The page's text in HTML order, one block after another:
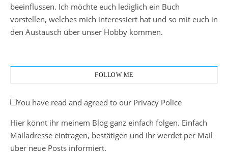
beeinflussen. Ich möchte euch lediglich ein Buch
vorstellen, welches mich interessiert hat und so mit euch in
den Austausch über unser Hobby kommen.
FOLLOW ME
You have read and agreed to our Privacy Police
Hier könnt ihr meinem Blog ganz einfach folgen. Einfach
Mailadresse eintragen, bestätigen und ihr werdet per Mail
über neue Posts informiert.